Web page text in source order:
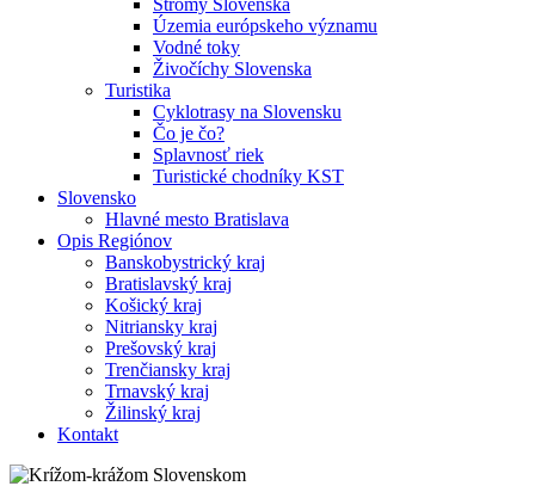
Územia európskeho významu
Vodné toky
Živočíchy Slovenska
Turistika
Cyklotrasy na Slovensku
Čo je čo?
Splavnosť riek
Turistické chodníky KST
Slovensko
Hlavné mesto Bratislava
Opis Regiónov
Banskobystrický kraj
Bratislavský kraj
Košický kraj
Nitriansky kraj
Prešovský kraj
Trenčiansky kraj
Trnavský kraj
Žilinský kraj
Kontakt